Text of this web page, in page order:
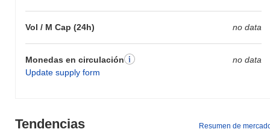
Vol / M Cap (24h) no data
Monedas en circulación
Update supply form
no data
Tendencias Resumen de